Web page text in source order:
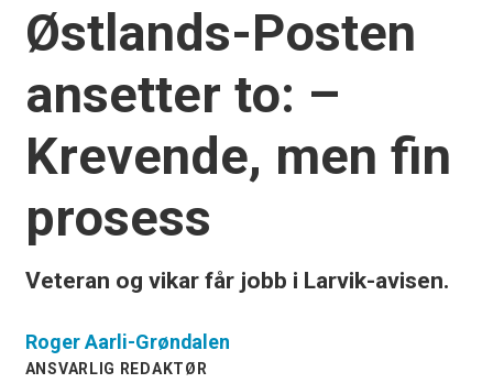
Østlands-Posten
ansetter to: –
Krevende, men fin
prosess
Veteran og vikar får jobb i Larvik-avisen.
Roger Aarli-Grøndalen
ANSVARLIG REDAKTØR